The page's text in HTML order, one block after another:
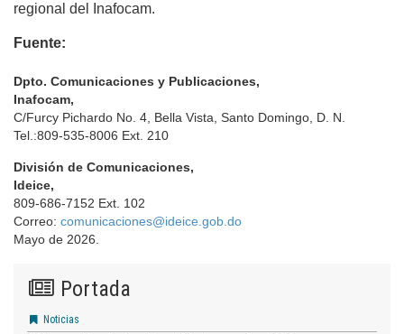
regional del Inafocam.
Fuente:
Dpto. Comunicaciones y Publicaciones,
Inafocam,
C/Furcy Pichardo No. 4, Bella Vista, Santo Domingo, D. N.
Tel.:809-535-8006 Ext. 210
División de Comunicaciones,
Ideice,
809-686-7152 Ext. 102
Correo: comunicaciones@ideice.gob.do
Mayo de 2026.
Portada
Noticias